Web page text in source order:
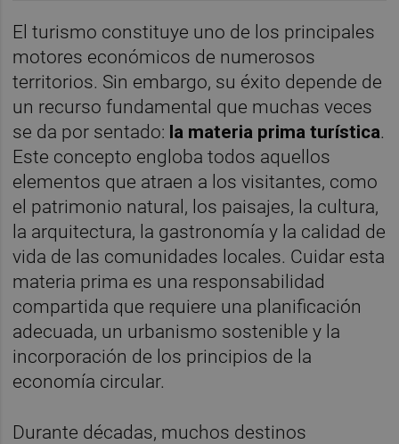
El turismo constituye uno de los principales
motores económicos de numerosos
territorios. Sin embargo, su éxito depende de
un recurso fundamental que muchas veces
se da por sentado: la materia prima turística.
Este concepto engloba todos aquellos
elementos que atraen a los visitantes, como
el patrimonio natural, los paisajes, la cultura,
la arquitectura, la gastronomía y la calidad de
vida de las comunidades locales. Cuidar esta
materia prima es una responsabilidad
compartida que requiere una planificación
adecuada, un urbanismo sostenible y la
incorporación de los principios de la
economía circular.
Durante décadas, muchos destinos